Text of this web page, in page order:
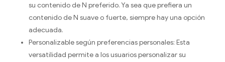
su contenido de N preferido. Ya sea que prefiera un
contenido de N suave o fuerte, siempre hay una opción
adecuada.
Personalizable según preferencias personales: Esta
versatilidad permite a los usuarios personalizar su